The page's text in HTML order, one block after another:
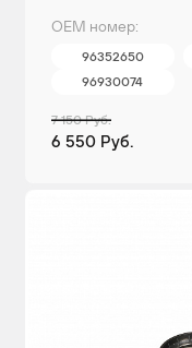
ОЕМ номер:
96352650
96930074
7 150 Руб.
6 550 Руб.